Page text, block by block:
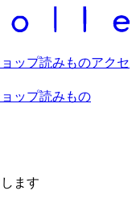
ップ読みものアクセ
ップ読みもの
ます